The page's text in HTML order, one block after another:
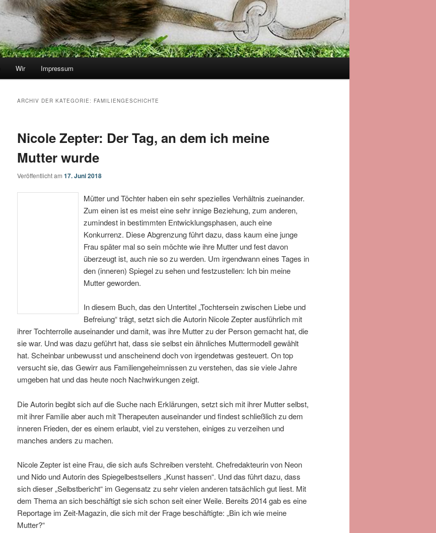
Wir Impressum
ARCHIV DER KATEGORIE: FAMILIENGESCHICHTE
Nicole Zepter: Der Tag, an dem ich meine
Mutter wurde
Veröffentlicht am 17. Juni 2018
Mütter und Töchter haben ein sehr spezielles Verhältnis zueinander.
Zum einen ist es meist eine sehr innige Beziehung, zum anderen,
zumindest in bestimmten Entwicklungsphasen, auch eine
Konkurrenz. Diese Abgrenzung führt dazu, dass kaum eine junge
Frau später mal so sein möchte wie ihre Mutter und fest davon
überzeugt ist, auch nie so zu werden. Um irgendwann eines Tages in
den (inneren) Spiegel zu sehen und festzustellen: Ich bin meine
Mutter geworden.
In diesem Buch, das den Untertitel „Tochtersein zwischen Liebe und
Befreiung“ trägt, setzt sich die Autorin Nicole Zepter ausführlich mit
ihrer Tochterrolle auseinander und damit, was ihre Mutter zu der Person gemacht hat, die
sie war. Und was dazu geführt hat, dass sie selbst ein ähnliches Muttermodell gewählt
hat. Scheinbar unbewusst und anscheinend doch von irgendetwas gesteuert. On top
versucht sie, das Gewirr aus Familiengeheimnissen zu verstehen, das sie viele Jahre
umgeben hat und das heute noch Nachwirkungen zeigt.
Die Autorin begibt sich auf die Suche nach Erklärungen, setzt sich mit ihrer Mutter selbst,
mit ihrer Familie aber auch mit Therapeuten auseinander und findest schließlich zu dem
inneren Frieden, der es einem erlaubt, viel zu verstehen, einiges zu verzeihen und
manches anders zu machen.
Nicole Zepter ist eine Frau, die sich aufs Schreiben versteht. Chefredakteurin von Neon
und Nido und Autorin des Spiegelbestsellers „Kunst hassen“. Und das führt dazu, dass
sich dieser „Selbstbericht“ im Gegensatz zu sehr vielen anderen tatsächlich gut liest. Mit
dem Thema an sich beschäftigt sie sich schon seit einer Weile. Bereits 2014 gab es eine
Reportage im Zeit-Magazin, die sich mit der Frage beschäftigte: „Bin ich wie meine
Mutter?“